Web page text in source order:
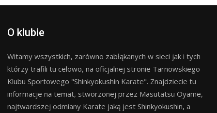
O klubie
Witamy wszystkich, zarówno zabłąkanych w sieci jak i tych
którzy trafili tu celowo, na oficjalnej stronie Tarnowskiego
Klubu Sportowego "Shinkyokushin Karate". Znajdziecie tu
informacje na temat, stworzonej przez Masutatsu Oyame,
najtwardszej odmiany Karate jaką jest Shinkyokushin, a